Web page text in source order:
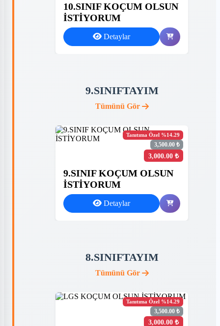
10.SINIF KOÇUM OLSUN
İSTİYORUM
Detaylar
9.SINIFTAYIM
Tümünü Gör
Tanıtıma Özel %14.29
3,500.00 ₺
3,000.00 ₺
9.SINIF KOÇUM OLSUN
İSTİYORUM
Detaylar
8.SINIFTAYIM
Tümünü Gör
Tanıtıma Özel %14.29
3,500.00 ₺
3,000.00 ₺